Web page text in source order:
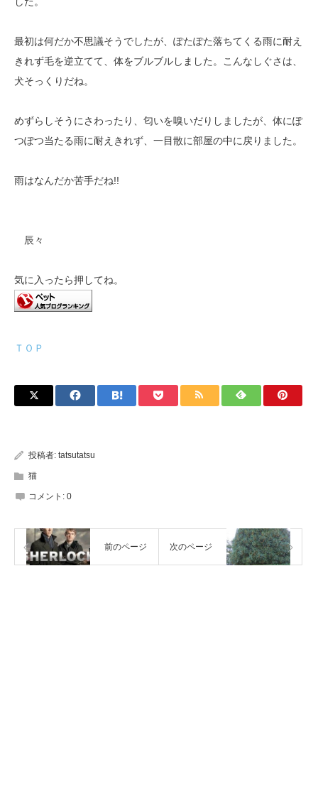
最初は何だか不思議そうでしたが、ぽたぽた落ちてくる雨に耐え
きれず毛を逆立てて、体をブルブルしました。こんなしぐさは、
犬そっくりだね。
めずらしそうにさわったり、匂いを嗅いだりしましたが、体にぽ
つぽつ当たる雨に耐えきれず、一目散に部屋の中に戻りました。
雨はなんだか苦手だね!!
辰々
気に入ったら押してね。
ＴＯＰ
投稿者: tatsutatsu
猫
コメント: 0
前のページ 次のページ